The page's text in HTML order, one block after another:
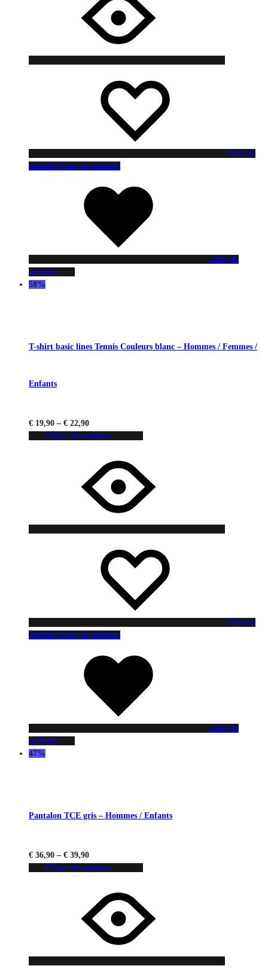
Liste de
souhaits Liste de souhaits
Liste de
souhaits
58%
T-shirt basic lines Tennis Couleurs blanc – Hommes / Femmes /
Enfants
€ 19,90 – € 22,90
Choix des options
Liste de
souhaits Liste de souhaits
Liste de
souhaits
47%
Pantalon TCE gris – Hommes / Enfants
€ 36,90 – € 39,90
Choix des options